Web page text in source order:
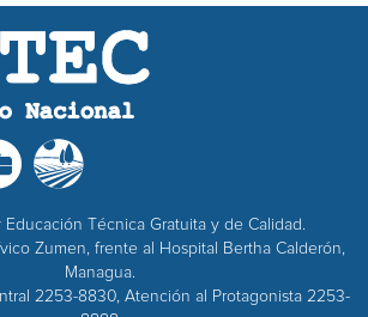
Técnica Gratuita y de Calidad.
Zumen, frente al Hospital Bertha Calderón,
Managua.
2253-8830, Atención al Protagonista 2253-